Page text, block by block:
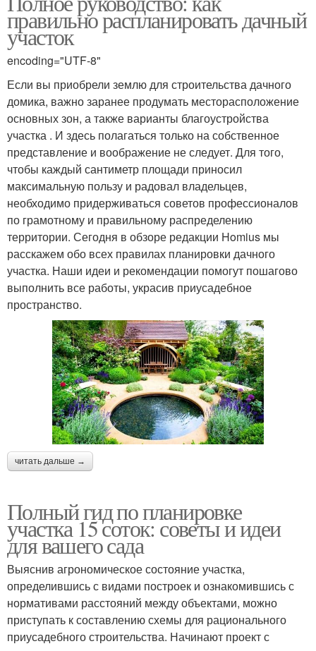
правильно распланировать дачный
участок
encoding="UTF-8"
Если вы приобрели землю для строительства дачного
домика, важно заранее продумать месторасположение
основных зон, а также варианты благоустройства
участка . И здесь полагаться только на собственное
представление и воображение не следует. Для того,
чтобы каждый сантиметр площади приносил
максимальную пользу и радовал владельцев,
необходимо придерживаться советов профессионалов
по грамотному и правильному распределению
территории. Сегодня в обзоре редакции Homius мы
расскажем обо всех правилах планировки дачного
участка. Наши идеи и рекомендации помогут пошагово
выполнить все работы, украсив приусадебное
пространство.
читать дальше →
Полный гид по планировке
участка 15 соток: советы и идеи
для вашего сада
Выяснив агрономическое состояние участка,
определившись с видами построек и ознакомившись с
нормативами расстояний между объектами, можно
приступать к составлению схемы для рационального
приусадебного строительства. Начинают проект с